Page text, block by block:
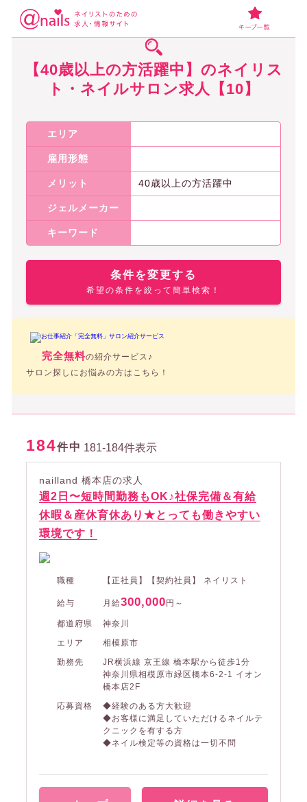
ネイリスト・ネイルサロンの求人アットネイルズ 【40歳以上の方活躍中
【40歳以上の方活躍中】のネイリス
ト・ネイルサロン求人【10】
エリア
雇用形態
メリット 40歳以上の方活躍中
ジェルメーカー
キーワード
条件を変更する
希望の条件を絞って簡単検索！
完全無料の紹介サービス♪
サロン探しにお悩みの方はこちら！
184件中 181-184件表示
nailland 橋本店の求人
週2日〜短時間勤務もOK♪社保完備＆有給
休暇＆産休育休あり★とっても働きやすい
環境です！
職種 【正社員】【契約社員】 ネイリスト
給与 月給300,000 円～
都道府県
神奈川
エリア
相模原市
勤務先
JR横浜線 京王線 橋本駅から徒歩1分
神奈川県相模原市緑区橋本6-2-1 イオン
橋本店2F
応募資格
◆経験のある方大歓迎
◆お客様に満足していただけるネイルテ
クニックを有する方
◆ネイル検定等の資格は一切不問